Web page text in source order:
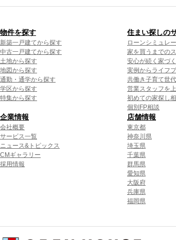
物件を探す
新築一戸建てから探す
中古一戸建てから探す
土地から探す
地図から探す
通勤・通学から探す
学区から探す
特集から探す
住まい探しの
ローンシミュレ
家を買うまでの
安心が続く家づ
実例からライフ
共働き子育て世
営業スタッフを
初めての家探し
個別FP相談
企業情報
会社概要
サービス一覧
ニュース&トピックス
CMギャラリー
採用情報
店舗情報
東京都
神奈川県
埼玉県
千葉県
群馬県
愛知県
大阪府
兵庫県
福岡県